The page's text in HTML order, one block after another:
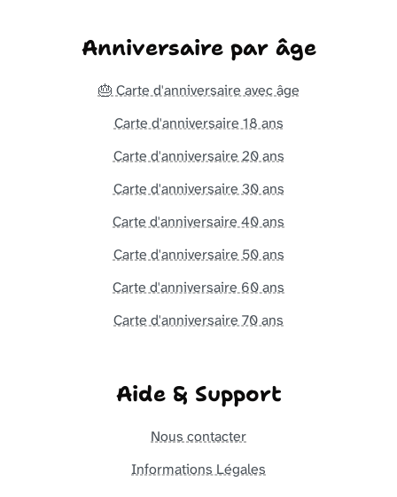
Anniversaire par âge
🎂 Carte d'anniversaire avec âge
Carte d'anniversaire 18 ans
Carte d'anniversaire 20 ans
Carte d'anniversaire 30 ans
Carte d'anniversaire 40 ans
Carte d'anniversaire 50 ans
Carte d'anniversaire 60 ans
Carte d'anniversaire 70 ans
Aide & Support
Nous contacter
Informations Légales